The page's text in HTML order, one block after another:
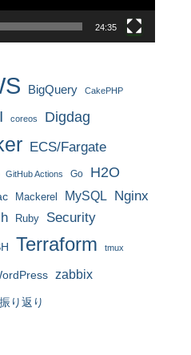
24:35
BigQuery CakePHP
coreos
Digdag
ECS/Fargate
GitHub Actions Go H2O
Mackerel MySQL Nginx
Ruby Security
Terraform tmux
zabbix
振り返り